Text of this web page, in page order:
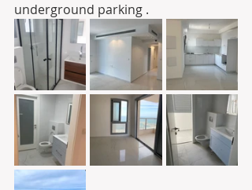
underground parking .